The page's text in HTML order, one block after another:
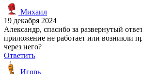
Михаил
19 декабря 2024
Александр, спасибо за развернутый
приложение не работает или возникли
через него?
Ответить
Игорь